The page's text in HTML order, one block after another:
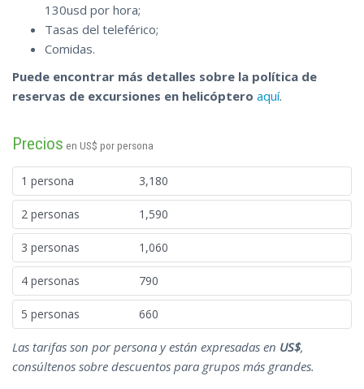
130usd por hora;
Tasas del teleférico;
Comidas.
Puede encontrar más detalles sobre la política de
reservas de excursiones en helicóptero aquí.
Precios en US$ por persona
1 persona 3,180
2 personas 1,590
3 personas 1,060
4 personas 790
5 personas 660
Las tarifas son por persona y están expresadas en US$,
consúltenos sobre descuentos para grupos más grandes.